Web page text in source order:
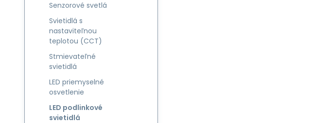
Senzorové svetlá
Svietidlá s
nastaviteľnou
teplotou (CCT)
Stmievateľné
svietidlá
LED priemyselné
osvetlenie
LED podlinkové
svietidlá